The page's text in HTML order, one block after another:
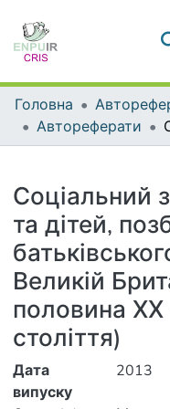
Головна
Автореферати
Соціальний
та дітей,
Великій
половина ХХ
століття)
Дата
випуску
2013